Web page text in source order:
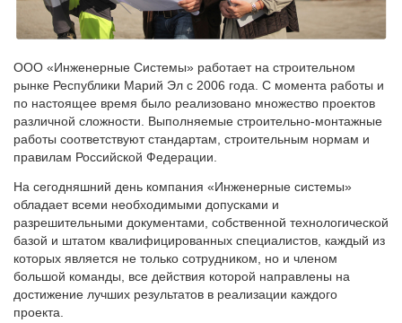
ООО «Инженерные Системы» работает на строительном
рынке Республики Марий Эл с 2006 года. С момента работы и
по настоящее время было реализовано множество проектов
различной сложности. Выполняемые строительно-монтажные
работы соответствуют стандартам, строительным нормам и
правилам Российской Федерации.
На сегодняшний день компания «Инженерные системы»
обладает всеми необходимыми допусками и
разрешительными документами, собственной технологической
базой и штатом квалифицированных специалистов, каждый из
которых является не только сотрудником, но и членом
большой команды, все действия которой направлены на
достижение лучших результатов в реализации каждого
проекта.